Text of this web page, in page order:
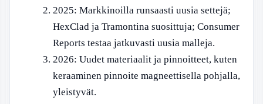
2025: Markkinoilla runsaasti uusia settejä;
HexClad ja Tramontina suosittuja; Consumer
Reports testaa jatkuvasti uusia malleja.
2026: Uudet materiaalit ja pinnoitteet, kuten
keraaminen pinnoite magneettisella pohjalla,
yleistyvät.